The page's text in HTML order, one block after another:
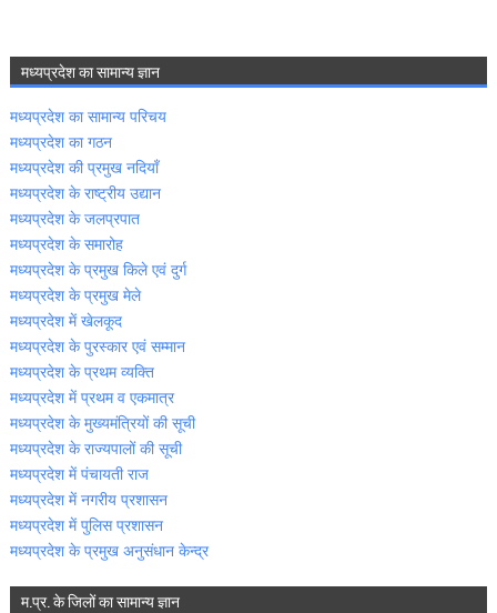
मध्‍यप्रदेश का सामान्‍य ज्ञान
मध्‍यप्रदेश का सामान्‍य परिचय
मध्‍यप्रदेश का गठन
मध्‍यप्रदेश की प्रमुख नदियॉं
मध्‍यप्रदेश के राष्‍ट्रीय उद्यान
मध्‍यप्रदेश के जलप्रपात
मध्‍यप्रदेश के समारोह
मध्‍यप्रदेश के प्रमुख किले एवं दुर्ग
मध्‍यप्रदेश के प्रमुख मेले
मध्‍यप्रदेश में खेलकूद
मध्‍यप्रदेश के पुरस्‍कार एवं सम्‍मान
मध्‍यप्रदेश के प्रथम व्‍यक्ति
मध्‍यप्रदेश में प्रथम व एकमात्र
मध्‍यप्रदेश के मुख्‍यमंत्रियों की सूची
मध्‍यप्रदेश के राज्‍यपालों की सूची
मध्‍यप्रदेश में पंचायती राज
मध्‍यप्रदेश में नगरीय प्रशासन
मध्‍यप्रदेश में पुलिस प्रशासन
मध्‍यप्रदेश के प्रमुख अनुसंधान केन्‍द्र
म.प्र. के जिलों का सामान्‍य ज्ञान